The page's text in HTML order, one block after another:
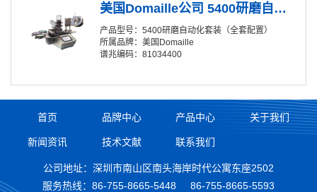
美国Domaille公司 5400研磨自动化套装（全套配置）
产品型号：5400研磨自动化套装（全套配置）
所属品牌：美国Domaille
谱兆编码：81034400
首页 品牌中心 产品中心 关于我们
新闻资讯 技术文献 联系我们
公司地址：深圳市南山区南头海岸时代公寓东座2502
服务热线： 86-755-8665-5448 86-755-8665-5593